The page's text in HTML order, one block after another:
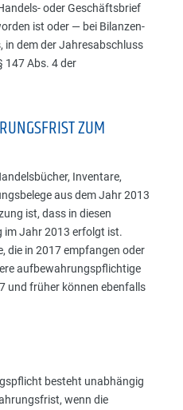
oder Geschäftsbrief
ist oder — bei Bilanzen-
in dem der Jahresabschluss
147 Abs. 4 der
ZUM
Inventare,
aus dem Jahr 2013
ist, dass in diesen
im Jahr 2013 erfolgt ist.
die in 2017 empfangen oder
aufbewahrungspflichtige
und früher können ebenfalls
besteht unabhängig
wenn die